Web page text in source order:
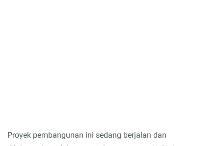
Proyek pembangunan ini sedang berjalan dan